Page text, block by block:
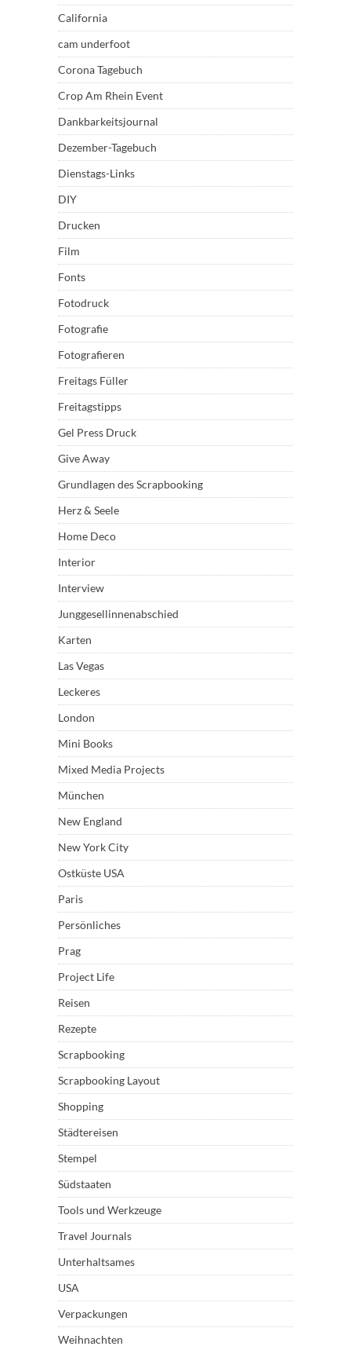
California
cam underfoot
Corona Tagebuch
Crop Am Rhein Event
Dankbarkeitsjournal
Dezember-Tagebuch
Dienstags-Links
DIY
Drucken
Film
Fonts
Fotodruck
Fotografie
Fotografieren
Freitags Füller
Freitagstipps
Gel Press Druck
Give Away
Grundlagen des Scrapbooking
Herz & Seele
Home Deco
Interior
Interview
Junggesellinnenabschied
Karten
Las Vegas
Leckeres
London
Mini Books
Mixed Media Projects
München
New England
New York City
Ostküste USA
Paris
Persönliches
Prag
Project Life
Reisen
Rezepte
Scrapbooking
Scrapbooking Layout
Shopping
Städtereisen
Stempel
Südstaaten
Tools und Werkzeuge
Travel Journals
Unterhaltsames
USA
Verpackungen
Weihnachten